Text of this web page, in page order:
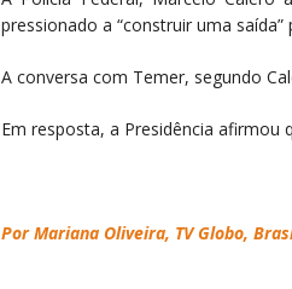
pressionado a “construir uma saída”
A conversa com Temer, segundo
Em resposta, a Presidência afirmou
Por Mariana Oliveira, TV Globo,